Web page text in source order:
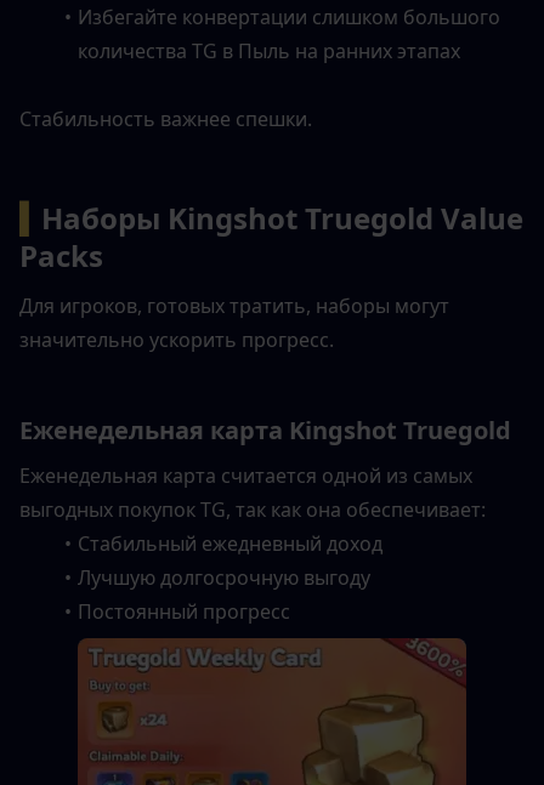
Избегайте конвертации слишком большого
количества TG в Пыль на ранних этапах
Стабильность важнее спешки.
Наборы Kingshot Truegold Value
Packs
Для игроков, готовых тратить, наборы могут
значительно ускорить прогресс.
Еженедельная карта Kingshot Truegold
Еженедельная карта считается одной из самых
выгодных покупок TG, так как она обеспечивает:
Стабильный ежедневный доход
Лучшую долгосрочную выгоду
Постоянный прогресс